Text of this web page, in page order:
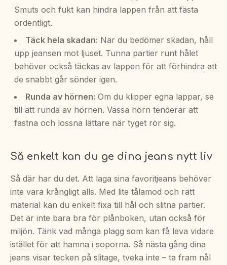
Smuts och fukt kan hindra lappen från att fästa
ordentligt.
Täck hela skadan: När du bedömer skadan, håll
upp jeansen mot ljuset. Tunna partier runt hålet
behöver också täckas av lappen för att förhindra att
de snabbt går sönder igen.
Runda av hörnen: Om du klipper egna lappar, se
till att runda av hörnen. Vassa hörn tenderar att
fastna och lossna lättare när tyget rör sig.
Så enkelt kan du ge dina jeans nytt liv
Så där har du det. Att laga sina favoritjeans behöver
inte vara krångligt alls. Med lite tålamod och rätt
material kan du enkelt fixa till hål och slitna partier.
Det är inte bara bra för plånboken, utan också för
miljön. Tänk vad många plagg som kan få leva vidare
istället för att hamna i soporna. Så nästa gång dina
jeans visar tecken på slitage, tveka inte – ta fram nål